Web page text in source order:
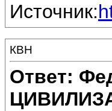
Источник:
КВН
Ответ: